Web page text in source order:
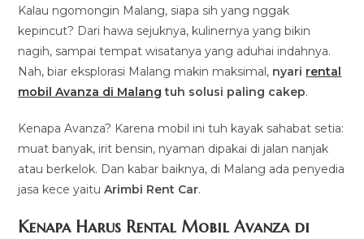
Kalau ngomongin Malang, siapa sih yang nggak
kepincut? Dari hawa sejuknya, kulinernya yang bikin
nagih, sampai tempat wisatanya yang aduhai indahnya.
Nah, biar eksplorasi Malang makin maksimal, nyari rental
mobil Avanza di Malang tuh solusi paling cakep.
Kenapa Avanza? Karena mobil ini tuh kayak sahabat setia:
muat banyak, irit bensin, nyaman dipakai di jalan nanjak
atau berkelok. Dan kabar baiknya, di Malang ada penyedia
jasa kece yaituArimbi Rent Car.
Kenapa Harus Rental Mobil Avanza di